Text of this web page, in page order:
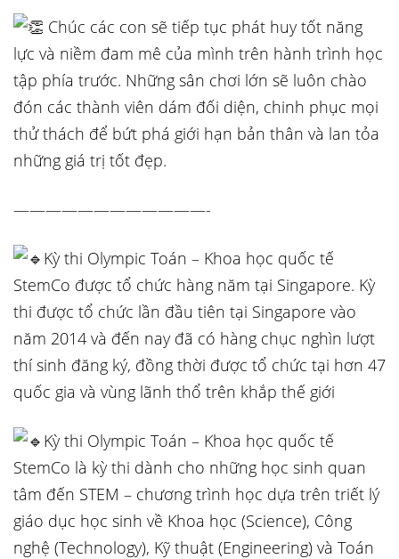
Chúc các con sẽ tiếp tục phát huy tốt năng
lực và niềm đam mê của mình trên hành trình học
tập phía trước. Những sân chơi lớn sẽ luôn chào
đón các thành viên dám đối diện, chinh phục mọi
thử thách để bứt phá giới hạn bản thân và lan tỏa
những giá trị tốt đẹp.
————————————-
Kỳ thi Olympic Toán – Khoa học quốc tế
StemCo được tổ chức hàng năm tại Singapore. Kỳ
thi được tổ chức lần đầu tiên tại Singapore vào
năm 2014 và đến nay đã có hàng chục nghìn lượt
thí sinh đăng ký, đồng thời được tổ chức tại hơn 47
quốc gia và vùng lãnh thổ trên khắp thế giới
Kỳ thi Olympic Toán – Khoa học quốc tế
StemCo là kỳ thi dành cho những học sinh quan
tâm đến STEM – chương trình học dựa trên triết lý
giáo dục học sinh về Khoa học (Science), Công
nghệ (Technology), Kỹ thuật (Engineering) và Toán